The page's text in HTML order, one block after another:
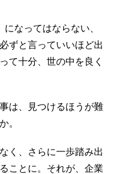
なってはならない、
ずと言っていいほど出
て十分、世の中を良く
は、見つけるほうが難
。
く、さらに一歩踏み出
ことに。それが、企業